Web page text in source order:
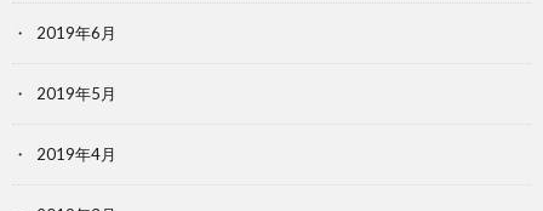
2019年6月
2019年5月
2019年4月